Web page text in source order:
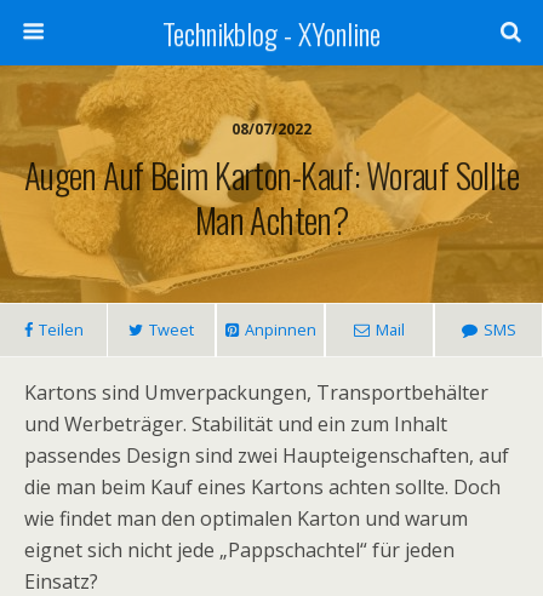
Technikblog - XYonline
08/07/2022
Augen Auf Beim Karton-Kauf: Worauf Sollte
Man Achten?
Teilen Tweet Anpinnen Mail SMS
Kartons sind Umverpackungen, Transportbehälter
und Werbeträger. Stabilität und ein zum Inhalt
passendes Design sind zwei Haupteigenschaften, auf
die man beim Kauf eines Kartons achten sollte. Doch
wie findet man den optimalen Karton und warum
eignet sich nicht jede „Pappschachtel“ für jeden
Einsatz?